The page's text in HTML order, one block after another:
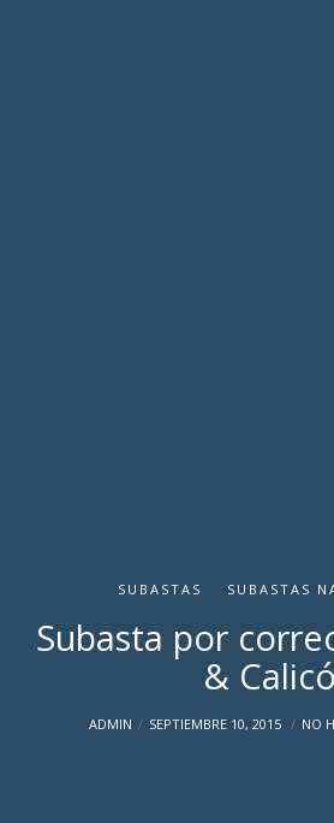
SUBASTAS SUBASTAS
Subasta por
& Calicó
ADMIN SEPTIEMBRE 10, 2015 NO